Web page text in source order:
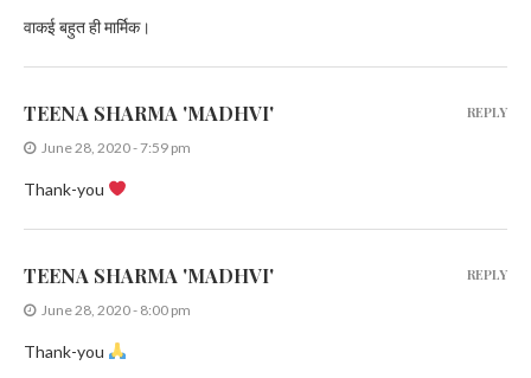
वाकई बहुत ही मार्मिक।
TEENA SHARMA 'MADHVI'
June 28, 2020 - 7:59 pm
Thank-you
REPLY
TEENA SHARMA 'MADHVI'
June 28, 2020 - 8:00 pm
Thank-you
REPLY